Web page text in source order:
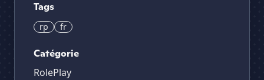
Tags
rp fr
Catégorie
RolePlay